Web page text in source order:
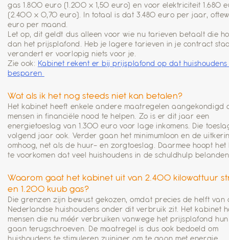
gas 1.800 euro (1.200 x 1,50 euro) en voor elektriciteit 1.680
(2.400 x 0,70 euro). In totaal is dat 3.480 euro per jaar,
euro per maand.
Let op, dit geldt dus alleen voor wie nu tarieven betaalt die
dan het prijsplafond. Heb je lagere tarieven in je contract
verandert er voorlopig niets voor je.
Zie ook: Kabinet rekent er bij prijsplafond op dat
besparen
Wat als ik het nog steeds niet kan betalen?
Het kabinet heeft enkele andere maatregelen aangekondigd
mensen in financiële nood te helpen. Zo is er dit jaar een
energietoeslag van 1.300 euro voor lage inkomens. Die
volgend jaar ook. Verder gaan het minimumloon en de
omhoog, net als de huur- en zorgtoeslag. Daarmee hoopt het
te voorkomen dat veel huishoudens in de schuldhulp
Waarom gaat het kabinet uit van 2.400 kilowattuur
en 1.200 kuub gas?
Die grenzen zijn bewust gekozen, omdat precies de helft van
Nederlandse huishoudens onder dit verbruik zit. Het kabinet
mensen die nu méér verbruiken vanwege het prijsplafond
gaan terugschroeven. De maatregel is dus ook bedoeld om
huishoudens te stimuleren zuiniger om te gaan met energie.